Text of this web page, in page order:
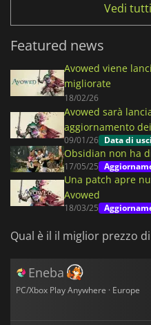
Vedi
Featured news
Avowed viene
migliorate
18/02/26
Avowed sarà
aggiornamento
09/01/26 Data di
Obsidian non ha
17/05/25
Una patch apre
Avowed
18/03/25
Qual è il il miglior prezzo
Eneba
PC/Xbox Play Anywhere · Europe